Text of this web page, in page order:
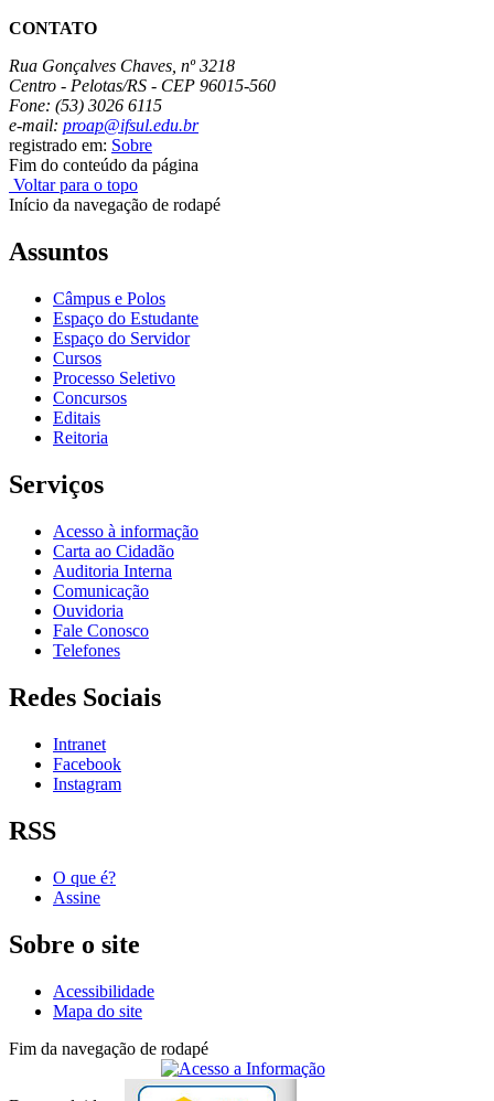
CONTATO
Rua Gonçalves Chaves, nº 3218
Centro - Pelotas/RS - CEP 96015-560
Fone: (53) 3026 6115
e-mail: proap@ifsul.edu.br
registrado em: Sobre
Fim do conteúdo da página
Voltar para o topo
Início da navegação de rodapé
Assuntos
Câmpus e Polos
Espaço do Estudante
Espaço do Servidor
Cursos
Processo Seletivo
Concursos
Editais
Reitoria
Serviços
Acesso à informação
Carta ao Cidadão
Auditoria Interna
Comunicação
Ouvidoria
Fale Conosco
Telefones
Redes Sociais
Intranet
Facebook
Instagram
RSS
O que é?
Assine
Sobre o site
Acessibilidade
Mapa do site
Fim da navegação de rodapé